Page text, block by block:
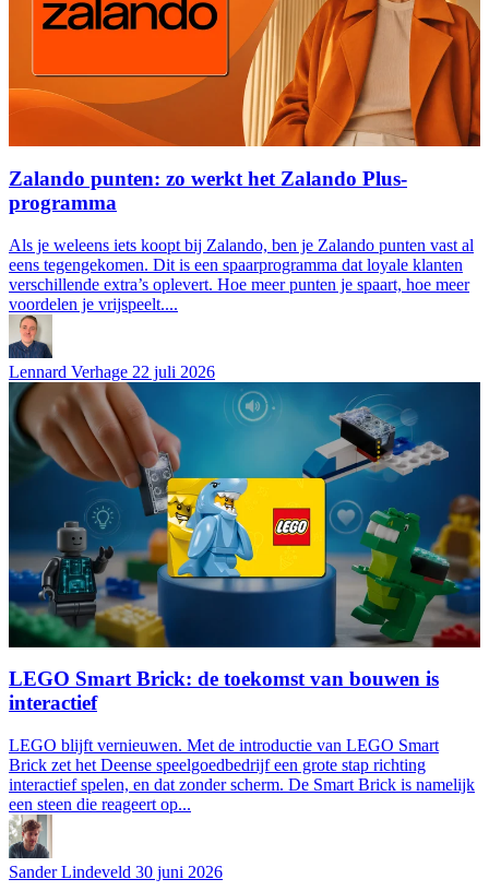
Zalando punten: zo werkt het Zalando Plus-
programma
Als je weleens iets koopt bij Zalando, ben je Zalando punten vast al
eens tegengekomen. Dit is een spaarprogramma dat loyale klanten
verschillende extra’s oplevert. Hoe meer punten je spaart, hoe meer
voordelen je vrijspeelt....
Lennard Verhage 22 juli 2026
LEGO Smart Brick: de toekomst van bouwen is
interactief
LEGO blijft vernieuwen. Met de introductie van LEGO Smart
Brick zet het Deense speelgoedbedrijf een grote stap richting
interactief spelen, en dat zonder scherm. De Smart Brick is namelijk
een steen die reageert op...
Sander Lindeveld 30 juni 2026